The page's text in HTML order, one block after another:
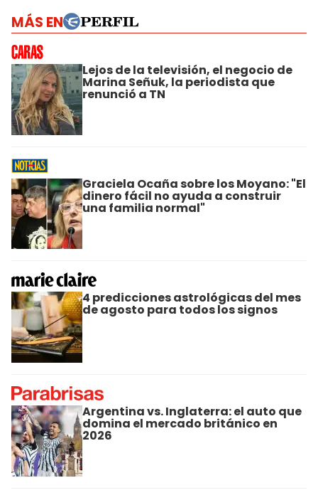
MÁS EN
Lejos de la televisión, el negocio de
Marina Señuk, la periodista que
renunció a TN
Graciela Ocaña sobre los Moyano: "El
dinero fácil no ayuda a construir
una familia normal"
4 predicciones astrológicas del mes
de agosto para todos los signos
Argentina vs. Inglaterra: el auto que
domina el mercado británico en
2026